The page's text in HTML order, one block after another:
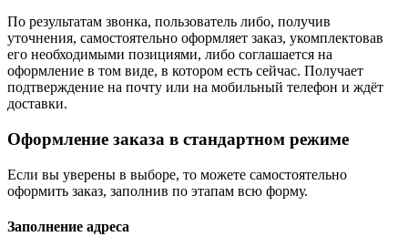
По результатам звонка, пользователь либо, получив
уточнения, самостоятельно оформляет заказ, укомплектовав
его необходимыми позициями, либо соглашается на
оформление в том виде, в котором есть сейчас. Получает
подтверждение на почту или на мобильный телефон и ждёт
доставки.
Оформление заказа в стандартном режиме
Если вы уверены в выборе, то можете самостоятельно
оформить заказ, заполнив по этапам всю форму.
Заполнение адреса